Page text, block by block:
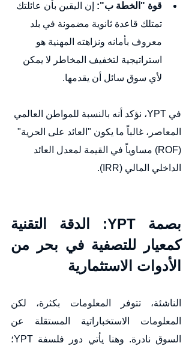
قوة "الخطة ب": إن اليقين بأن عائلتك
تمتلك قاعدة ثانوية مضمونة في بلد
معروف بأمانه ونزاهته المهنية هو
استراتيجية لتخفيف المخاطر لا يمكن
لأي سوق سائل أن يقدمها.
في YPT، نؤكد أنه بالنسبة للمواطن العالمي
المعاصر، غالباً ما يكون "العائد على الحرية"
(ROF) مساوياً في القيمة لمعدل العائد
الداخلي المالي (IRR).
الأدوات الاستثمارية